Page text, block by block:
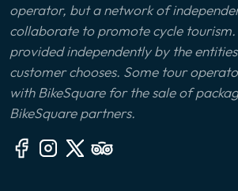
operator, but a network of
collaborate to promote cycle tourism.
provided independently by the
customer chooses. Some tour
with BikeSquare for the sale of
BikeSquare partners.